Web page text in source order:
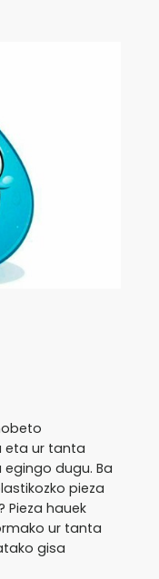
eta ur tanta
dugu. Ba
pieza
Pieza hauek
ur tanta
gisa